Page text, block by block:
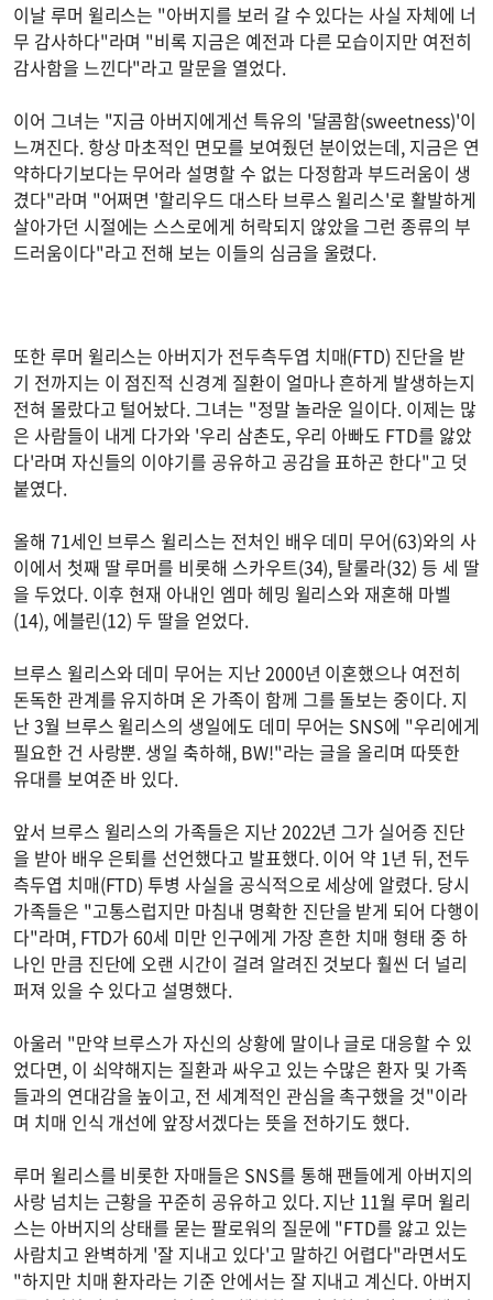
이날 루머 윌리스는 "아버지를 보러 갈 수 있다는 사실 자체에 너
무 감사하다"라며 "비록 지금은 예전과 다른 모습이지만 여전히
감사함을 느낀다"라고 말문을 열었다.
이어 그녀는 "지금 아버지에게선 특유의 '달콤함(sweetness)'이
느껴진다. 항상 마초적인 면모를 보여줬던 분이었는데, 지금은 연
약하다기보다는 무어라 설명할 수 없는 다정함과 부드러움이 생
겼다"라며 "어쩌면 '할리우드 대스타 브루스 윌리스'로 활발하게
살아가던 시절에는 스스로에게 허락되지 않았을 그런 종류의 부
드러움이다"라고 전해 보는 이들의 심금을 울렸다.
또한 루머 윌리스는 아버지가 전두측두엽 치매(FTD) 진단을 받
기 전까지는 이 점진적 신경계 질환이 얼마나 흔하게 발생하는지
전혀 몰랐다고 털어놨다. 그녀는 "정말 놀라운 일이다. 이제는 많
은 사람들이 내게 다가와 '우리 삼촌도, 우리 아빠도 FTD를 앓았
다'라며 자신들의 이야기를 공유하고 공감을 표하곤 한다"고 덧
붙였다.
올해 71세인 브루스 윌리스는 전처인 배우 데미 무어(63)와의 사
이에서 첫째 딸 루머를 비롯해 스카우트(34), 탈룰라(32) 등 세 딸
을 두었다. 이후 현재 아내인 엠마 헤밍 윌리스와 재혼해 마벨
(14), 에블린(12) 두 딸을 얻었다.
브루스 윌리스와 데미 무어는 지난 2000년 이혼했으나 여전히
돈독한 관계를 유지하며 온 가족이 함께 그를 돌보는 중이다. 지
난 3월 브루스 윌리스의 생일에도 데미 무어는 SNS에 "우리에게
필요한 건 사랑뿐. 생일 축하해, BW!"라는 글을 올리며 따뜻한
유대를 보여준 바 있다.
앞서 브루스 윌리스의 가족들은 지난 2022년 그가 실어증 진단
을 받아 배우 은퇴를 선언했다고 발표했다. 이어 약 1년 뒤, 전두
측두엽 치매(FTD) 투병 사실을 공식적으로 세상에 알렸다. 당시
가족들은 "고통스럽지만 마침내 명확한 진단을 받게 되어 다행이
다"라며, FTD가 60세 미만 인구에게 가장 흔한 치매 형태 중 하
나인 만큼 진단에 오랜 시간이 걸려 알려진 것보다 훨씬 더 널리
퍼져 있을 수 있다고 설명했다.
아울러 "만약 브루스가 자신의 상황에 말이나 글로 대응할 수 있
었다면, 이 쇠약해지는 질환과 싸우고 있는 수많은 환자 및 가족
들과의 연대감을 높이고, 전 세계적인 관심을 촉구했을 것"이라
며 치매 인식 개선에 앞장서겠다는 뜻을 전하기도 했다.
루머 윌리스를 비롯한 자매들은 SNS를 통해 팬들에게 아버지의
사랑 넘치는 근황을 꾸준히 공유하고 있다. 지난 11월 루머 윌리
스는 아버지의 상태를 묻는 팔로워의 질문에 "FTD를 앓고 있는
사람치고 완벽하게 '잘 지내고 있다'고 말하긴 어렵다"라면서도
"하지만 치매 환자라는 기준 안에서는 잘 지내고 계신다. 아버지